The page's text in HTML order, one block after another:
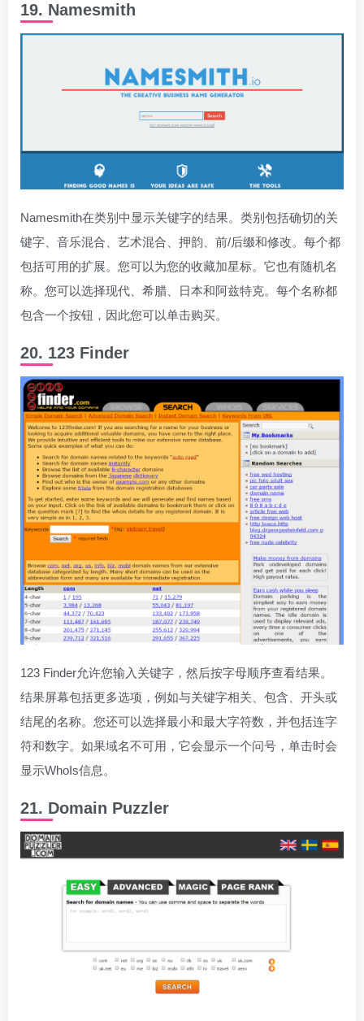
19. Namesmith
Namesmith在类别中显示关键字的结果。类别包括确切的关
键字、音乐混合、艺术混合、押韵、前/后缀和修改。每个都
包括可用的扩展。您可以为您的收藏加星标。它也有随机名
称。您可以选择现代、希腊、日本和阿兹特克。每个名称都
包含一个按钮，因此您可以单击购买。
20. 123 Finder
123 Finder允许您输入关键字，然后按字母顺序查看结果。
结果屏幕包括更多选项，例如与关键字相关、包含、开头或
结尾的名称。您还可以选择最小和最大字符数，并包括连字
符和数字。如果域名不可用，它会显示一个问号，单击时会
显示WhoIs信息。
21. Domain Puzzler